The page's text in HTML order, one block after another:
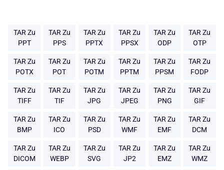
TAR Zu
PPT
TAR Zu
PPS
TAR Zu
PPTX
TAR Zu
PPSX
TAR Zu
ODP
TAR Zu
OTP
TAR Zu
POTX
TAR Zu
POT
TAR Zu
POTM
TAR Zu
PPTM
TAR Zu
PPSM
TAR Zu
FODP
TAR Zu
TIFF
TAR Zu
TIF
TAR Zu
JPG
TAR Zu
JPEG
TAR Zu
PNG
TAR Zu
GIF
TAR Zu
BMP
TAR Zu
ICO
TAR Zu
PSD
TAR Zu
WMF
TAR Zu
EMF
TAR Zu
DCM
TAR Zu
DICOM
TAR Zu
WEBP
TAR Zu
SVG
TAR Zu
JP2
TAR Zu
EMZ
TAR Zu
WMZ